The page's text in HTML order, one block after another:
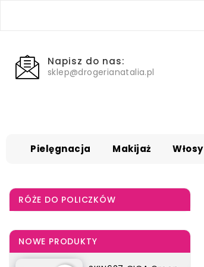
Napisz do nas:
sklep@drogerianatalia.pl
Pielęgnacja Makijaż Włosy
RÓŻE DO POLICZKÓW
NOWE PRODUKTY